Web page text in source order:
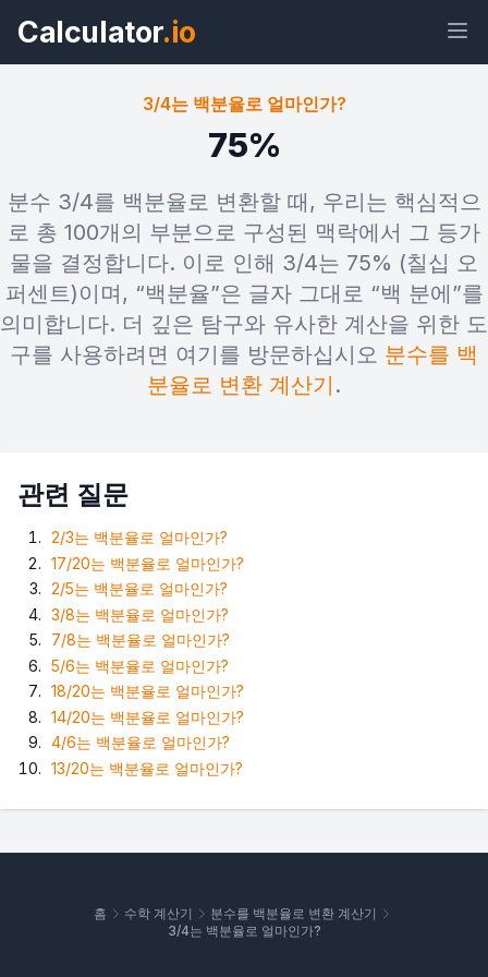
Calculator.io
미리보기 3/4는 백분율로 얼마인가? 위
젯
3/4는 백분율로 얼마인가?
75%
분수 3/4를 백분율로 변환할 때, 우리는 핵심적으
로 총 100개의 부분으로 구성된 맥락에서 그 등가
물을 결정합니다. 이로 인해 3/4는 75% (칠십 오
퍼센트)이며, “백분율”은 글자 그대로 “백 분에”를
의미합니다. 더 깊은 탐구와 유사한 계산을 위한 도
구를 사용하려면 여기를 방문하십시오 분수를 백
분율로 변환 계산기 .
관련 질문
2/3는 백분율로 얼마인가?
17/20는 백분율로 얼마인가?
2/5는 백분율로 얼마인가?
3/8는 백분율로 얼마인가?
7/8는 백분율로 얼마인가?
5/6는 백분율로 얼마인가?
18/20는 백분율로 얼마인가?
14/20는 백분율로 얼마인가?
4/6는 백분율로 얼마인가?
13/20는 백분율로 얼마인가?
홈 수학 계산기
분수를 백분율로 변환 계산기
3/4는 백분율로 얼마인가?